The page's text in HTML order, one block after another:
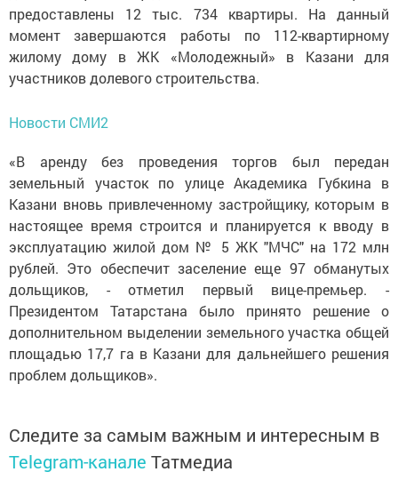
предоставлены 12 тыс. 734 квартиры. На данный
момент завершаются работы по 112-квартирному
жилому дому в ЖК «Молодежный» в Казани для
участников долевого строительства.
Новости СМИ2
«В аренду без проведения торгов был передан
земельный участок по улице Академика Губкина в
Казани вновь привлеченному застройщику, которым в
настоящее время строится и планируется к вводу в
эксплуатацию жилой дом № 5 ЖК "МЧС" на 172 млн
рублей. Это обеспечит заселение еще 97 обманутых
дольщиков, - отметил первый вице-премьер. -
Президентом Татарстана было принято решение о
дополнительном выделении земельного участка общей
площадью 17,7 га в Казани для дальнейшего решения
проблем дольщиков».
Следите за самым важным и интересным в
Telegram-канале Татмедиа